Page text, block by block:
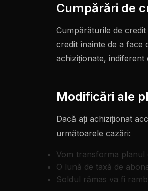
Cumpărări de
Cumpărăturile de
credit înainte de a face
achiziționate, indiferent
Modificări ale
Dacă ați achiziționat
următoarele cazări:
Vom transforma
O lună de taxă de
Soldul rămas va fi